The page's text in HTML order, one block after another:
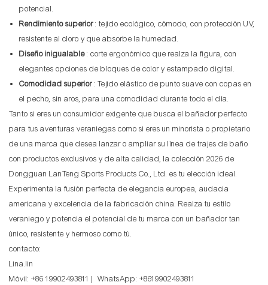
potencial.
Rendimiento superior: tejido ecológico, cómodo, con protección UV,
resistente al cloro y que absorbe la humedad.
Diseño inigualable: corte ergonómico que realza la figura, con
elegantes opciones de bloques de color y estampado digital.
Comodidad superior: Tejido elástico de punto suave con copas en
el pecho, sin aros, para una comodidad durante todo el día.
Tanto si eres un consumidor exigente que busca el bañador perfecto
para tus aventuras veraniegas como si eres un minorista o propietario
de una marca que desea lanzar o ampliar su línea de trajes de baño
con productos exclusivos y de alta calidad, la colección 2026 de
Dongguan LanTeng Sports Products Co., Ltd. es tu elección ideal.
Experimenta la fusión perfecta de elegancia europea, audacia
americana y excelencia de la fabricación china. Realza tu estilo
veraniego y potencia el potencial de tu marca con un bañador tan
único, resistente y hermoso como tú.
contacto:
Lina.lin
Móvil: +86 19902493811 | WhatsApp: +8619902493811